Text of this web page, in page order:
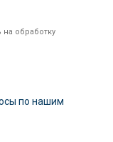
обработку
по нашим